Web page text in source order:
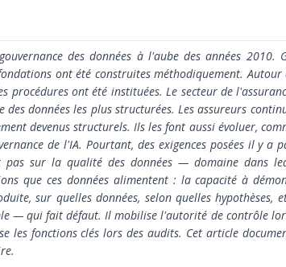
des données à l'aube des années 2010.
ont été construites méthodiquement. Autour
procédures ont été instituées. Le secteur de
des données les plus structurées. Les assureurs
devenus structurels. Ils les font aussi évoluer,
de l'IA. Pourtant, des exigences posées il y a
pas sur la qualité des données — domaine dans
que ces données alimentent : la capacité à
sur quelles données, selon quelles hypothèses,
— qui fait défaut. Il mobilise l'autorité de contrôle
les fonctions clés lors des audits. Cet article